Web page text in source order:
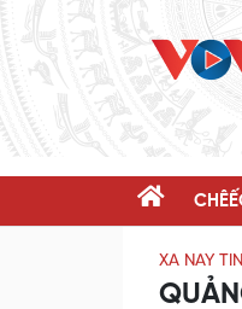
XA NAY